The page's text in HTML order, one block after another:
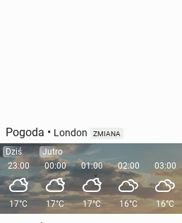
Pogoda • London ZMIANA
Dziś
23:00
17°C
Jutro
00:00
17°C
01:00
17°C
02:00
16°C
03:00
16°C